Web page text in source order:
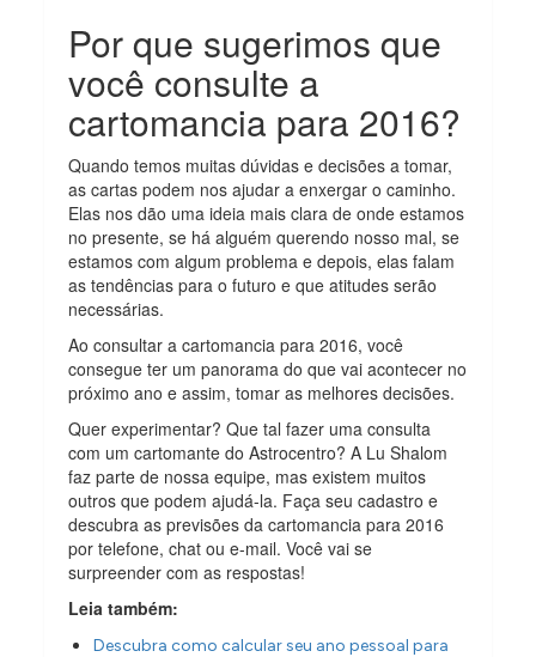
Por que sugerimos que
você consulte a
cartomancia para 2016?
Quando temos muitas dúvidas e decisões a tomar,
as cartas podem nos ajudar a enxergar o caminho.
Elas nos dão uma ideia mais clara de onde estamos
no presente, se há alguém querendo nosso mal, se
estamos com algum problema e depois, elas falam
as tendências para o futuro e que atitudes serão
necessárias.
Ao consultar a cartomancia para 2016, você
consegue ter um panorama do que vai acontecer no
próximo ano e assim, tomar as melhores decisões.
Quer experimentar? Que tal fazer uma consulta
com um cartomante do Astrocentro? A Lu Shalom
faz parte de nossa equipe, mas existem muitos
outros que podem ajudá-la. Faça seu cadastro e
descubra as previsões da cartomancia para 2016
por telefone, chat ou e-mail. Você vai se
surpreender com as respostas!
Leia também:
Descubra como calcular seu ano pessoal para